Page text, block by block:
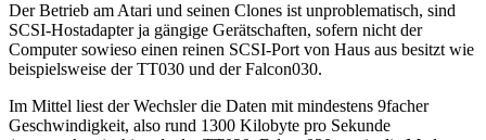
Der Betrieb am Atari und seinen Clones ist unproblematisch, sind
SCSI-Hostadapter ja gängige Gerätschaften, sofern nicht der
Computer sowieso einen reinen SCSI-Port von Haus aus besitzt wie
beispielsweise der TT030 und der Falcon030.
Im Mittel liest der Wechsler die Daten mit mindestens 9facher
Geschwindigkeit, also rund 1300 Kilobyte pro Sekunde